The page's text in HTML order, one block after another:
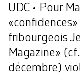
UDC • Pour
fribourgeois
Magazine»
décembre)